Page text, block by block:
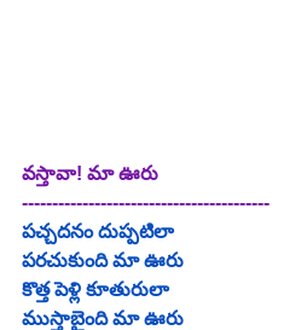
వస్తావా! మా ఊరు
-----------------------------------------
పచ్చదనం దుప్పటిలా
పరచుకుంది మా ఊరు
కొత్త పెళ్లి కూతురులా
ముస్తాబైంది మా ఊరు